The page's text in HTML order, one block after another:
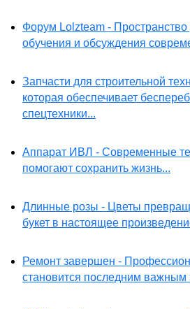
Форум Lolzteam -
обучения и обсуждения
Запчасти для строительной
которая обеспечивает
спецтехники...
Аппарат ИВЛ - Современные
помогают сохранить жизнь...
Длинные розы - Цветы
букет в настоящее
Ремонт завершен -
становится последним важным